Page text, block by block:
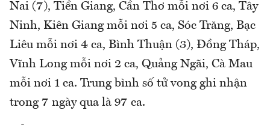
Nai (7), Tiền Giang, Cần Thơ mỗi nơi 6 ca, Tây
Ninh, Kiên Giang mỗi nơi 5 ca, Sóc Trăng, Bạc
Liêu mỗi nơi 4 ca, Bình Thuận (3), Đồng Tháp,
Vĩnh Long mỗi nơi 2 ca, Quảng Ngãi, Cà Mau
mỗi nơi 1 ca. Trung bình số tử vong ghi nhận
trong 7 ngày qua là 97 ca.